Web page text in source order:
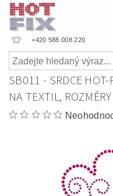
+420 588 008 220
SB011 - SRDCE
NA TEXTIL,